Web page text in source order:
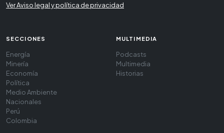
Ver Aviso legal y política de privacidad
SECCIONES
Energía
Minería
Economía
Política
Medio Ambiente
Nacionales
Perú
Colombia
MULTIMEDIA
Podcasts
Multimedia
Historias